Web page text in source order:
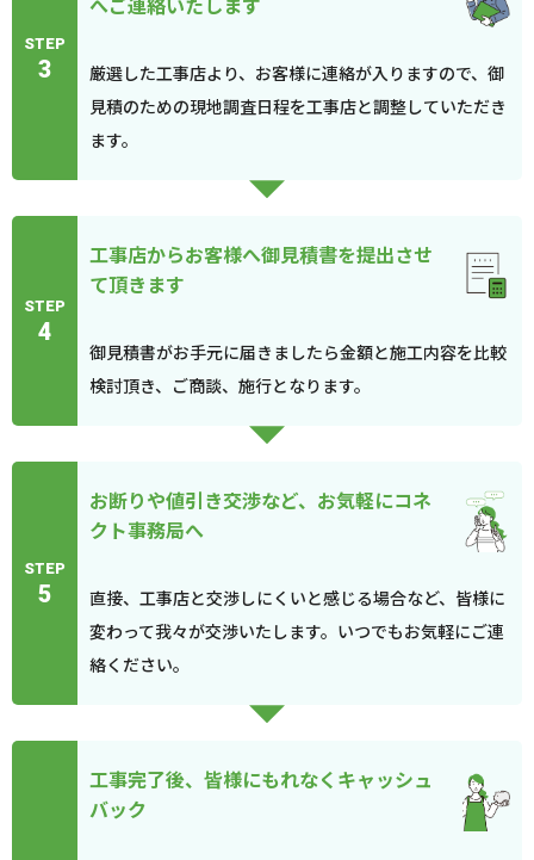
STEP
3
厳選した工事店より、お客様に連絡が入りますので、御
見積のための現地調査日程を工事店と調整していただき
ます。
STEP
4
工事店からお客様へ御見積書を提出させ
て頂きます
御見積書がお手元に届きましたら金額と施工内容を比較
検討頂き、ご商談、施行となります。
STEP
5
お断りや値引き交渉など、お気軽にコネ
クト事務局へ
直接、工事店と交渉しにくいと感じる場合など、皆様に
変わって我々が交渉いたします。いつでもお気軽にご連
絡ください。
工事完了後、皆様にもれなくキャッシュ
バック